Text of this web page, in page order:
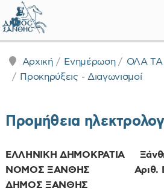
Αρχική Ενημέρωση
ΟΛΑ
Προκηρύξεις - Διαγωνισμοί
Προμήθεια
ΕΛΛΗΝΙΚΗ ΔΗΜΟΚΡΑΤΙΑ
ΝΟΜΟΣ ΞΑΝΘΗΣ Αριθ.
ΔΗΜΟΣ ΞΑΝΘΗΣ